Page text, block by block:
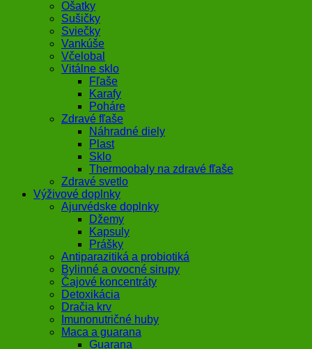
Ošatky
Sušičky
Sviečky
Vankúše
Včelobal
Vitálne sklo
Fľaše
Karafy
Poháre
Zdravé fľaše
Náhradné diely
Plast
Sklo
Thermoobaly na zdravé fľaše
Zdravé svetlo
Výživové doplnky
Ajurvédske doplnky
Džemy
Kapsuly
Prášky
Antiparazitiká a probiotiká
Bylinné a ovocné sirupy
Čajové koncentráty
Detoxikácia
Dračia krv
Imunonutričné huby
Maca a guarana
Guarana